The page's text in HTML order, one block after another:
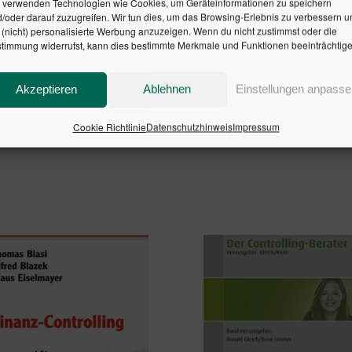
oder darauf zuzugreifen. Wir tun dies, um das Browsing-Erlebnis zu verbessern
personalisierte Werbung anzuzeigen. Wenn du nicht zustimmst oder die
widerrufst, kann dies bestimmte Merkmale und Funktionen
Akzeptieren Ablehnen Einstellungen
Cookie RichtlinieDatenschutzhinweisImpressum
für die professionelle Steuerung. Dabei setzt sie darauf,
zu bringen.